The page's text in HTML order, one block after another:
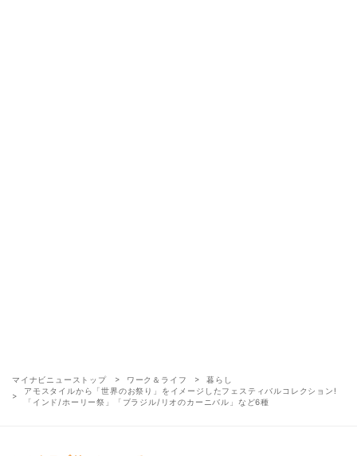
マイナビニューストップ ワーク＆ライフ
暮らし
アモスタイルから「世界のお祭り」をイメージしたフェスティバルコレクション!
「インド/ホーリー祭」「ブラジル/リオのカーニバル」など6種